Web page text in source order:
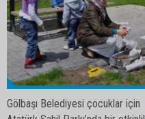
Gölbaşı Belediyesi çocuklar için
Atatürk Sahil Parkı’nda bir etkinlik